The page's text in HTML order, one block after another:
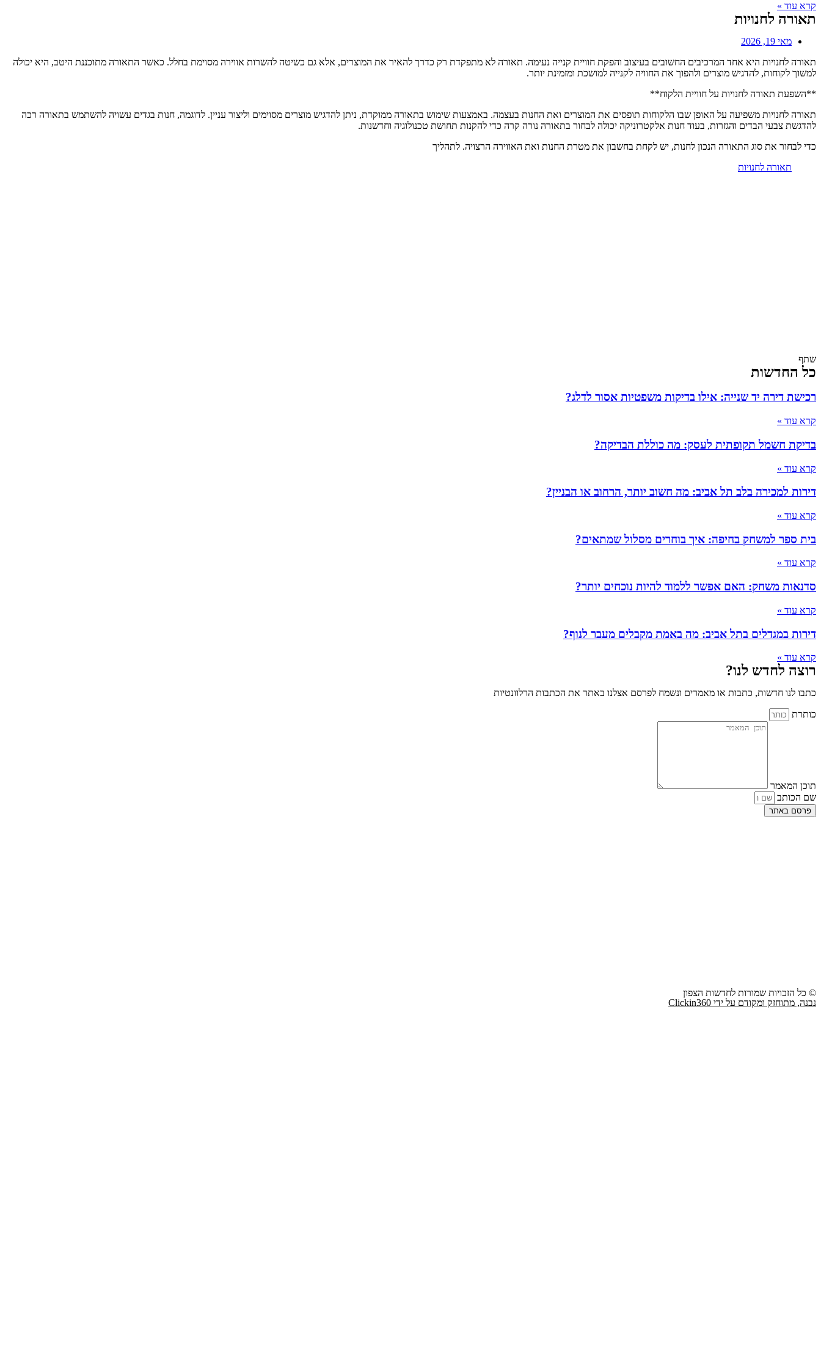
קרא עוד »
תאורה לחנויות
מאי 19, 2026
תאורה לחנויות היא אחד המרכיבים החשובים בעיצוב והפקת חוויית קנייה נעימה. תאורה לא מתפקדת רק כדרך להאיר את המוצרים, אלא גם כשיטה להשרות אווירה מסוימת בחלל. כאשר התאורה מתוכננת היטב, היא יכולה
למשוך לקוחות, להדגיש מוצרים ולהפוך את החוויה לקנייה למושכת ומזמינת יותר.
**השפעת תאורה לחנויות על חוויית הלקוח**
תאורה לחנויות משפיעה על האופן שבו הלקוחות תופסים את המוצרים ואת החנות בעצמה. באמצעות שימוש בתאורה ממוקדת, ניתן להדגיש מוצרים מסוימים וליצור עניין. לדוגמה, חנות בגדים עשויה להשתמש בתאורה רכה
להדגשת צבעי הבדים והגזרות, בעוד חנות אלקטרוניקה יכולה לבחור בתאורה נורה קרה כדי להקנות תחושת טכנולוגיה וחדשנות.
כדי לבחור את סוג התאורה הנכון לחנות, יש לקחת בחשבון את מטרת החנות ואת האווירה הרצויה. לתהליך
תאורה לחנויות
שתף
כל החדשות
רכישת דירה יד שנייה: אילו בדיקות משפטיות אסור לדלג?
קרא עוד »
בדיקת חשמל תקופתית לעסק: מה כוללת הבדיקה?
קרא עוד »
דירות למכירה בלב תל אביב: מה חשוב יותר, הרחוב או הבניין?
קרא עוד »
בית ספר למשחק בחיפה: איך בוחרים מסלול שמתאים?
קרא עוד »
סדנאות משחק: האם אפשר ללמוד להיות נוכחים יותר?
קרא עוד »
דירות במגדלים בתל אביב: מה באמת מקבלים מעבר לנוף?
קרא עוד »
רוצה לחדש לנו?
כתבו לנו חדשות, כתבות או מאמרים ונשמח לפרסם אצלנו באתר את הכתבות הרלוונטיות
כותרת
תוכן המאמר
שם הכותב
פרסם באתר
© כל הזכויות שמורות לחדשות הצפון
נבנה, מתוחזק ומקודם על ידי Clickin360